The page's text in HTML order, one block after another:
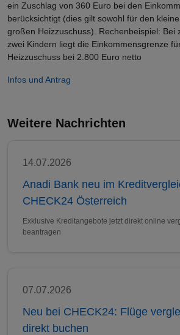
ein Zuschlag von 360 Euro bei den
berücksichtigt (dies gilt sowohl für den
großen Heizzuschuss). Rechenbeispiel: Bei
zwei Kindern liegt die Einkommensgrenze
Heizzuschuss bei 2.800 Euro netto
Infos und Antrag
Weitere Nachrichten
14.07.2026
Anadi Bank neu im
CHECK24 Österreich
Exklusive Kreditangebote jetzt direkt online
beantragen
07.07.2026
Neu bei CHECK24: Flüge
direkt buchen